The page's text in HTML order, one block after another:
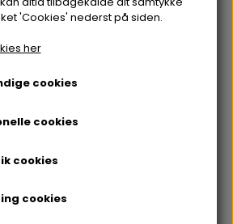
'Cookies' nederst på siden.
her
cookies
cookies
cookies
cookies